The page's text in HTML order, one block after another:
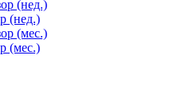
(нед.)
(нед.)
(мес.)
(мес.)